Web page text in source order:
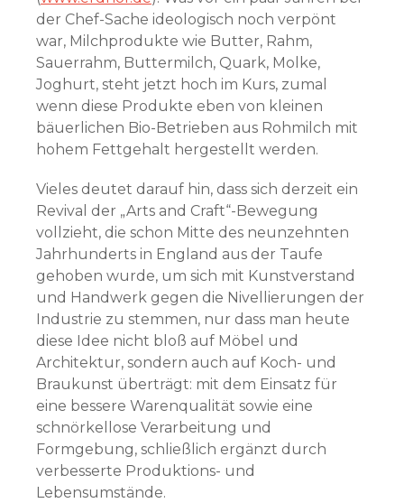
der Chef-Sache ideologisch noch verpönt
war, Milchprodukte wie Butter, Rahm,
Sauerrahm, Buttermilch, Quark, Molke,
Joghurt, steht jetzt hoch im Kurs, zumal
wenn diese Produkte eben von kleinen
bäuerlichen Bio-Betrieben aus Rohmilch mit
hohem Fettgehalt hergestellt werden.
Vieles deutet darauf hin, dass sich derzeit ein
Revival der „Arts and Craft“-Bewegung
vollzieht, die schon Mitte des neunzehnten
Jahrhunderts in England aus der Taufe
gehoben wurde, um sich mit Kunstverstand
und Handwerk gegen die Nivellierungen der
Industrie zu stemmen, nur dass man heute
diese Idee nicht bloß auf Möbel und
Architektur, sondern auch auf Koch- und
Braukunst überträgt: mit dem Einsatz für
eine bessere Warenqualität sowie eine
schnörkellose Verarbeitung und
Formgebung, schließlich ergänzt durch
verbesserte Produktions- und
Lebensumstände.